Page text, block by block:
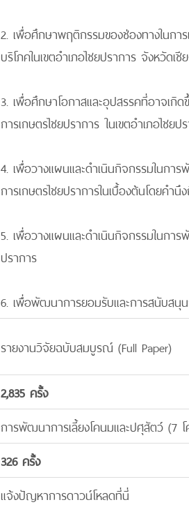
2. เพื่อศึกษาพฤติกรรมของช่องทางใน
บริโภคในเขตอำเภอไชยปราการ จังหวัดเชี
3. เพื่อศึกษาโอกาสและอุปสรรคที่อาจเ
การเกษตรไชยปราการ ในเขตอำเภอไชย
4. เพื่อวางแผนและดำเนินกิจกรรมใน
การเกษตรไชยปราการในเบื้องต้นโดยค
5. เพื่อวางแผนและดำเนินกิจกรรมในก
ปราการ
6. เพื่อพัฒนาการยอมรับและการสนับสนุ
รายงานวิจัยฉบับสมบูรณ์ (Full Paper)
2,835 ครั้ง
การพัฒนาการเลี้ยงโคนมและปศุสัตว์ (7 โ
326 ครั้ง
แจ้งปัญหาการดาวน์โหลดที่นี่